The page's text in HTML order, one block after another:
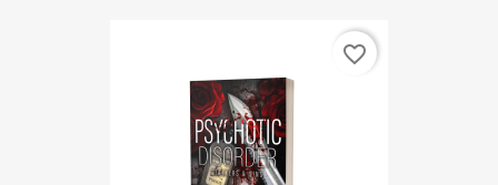
favorite_border